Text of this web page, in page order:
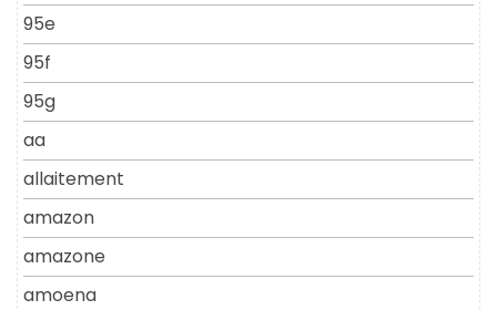
95e
95f
95g
aa
allaitement
amazon
amazone
amoena